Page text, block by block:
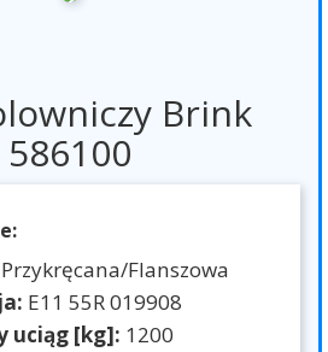
Brink
586100
Przykręcana/Flanszowa
E11 55R 019908
uciąg [kg]: 1200